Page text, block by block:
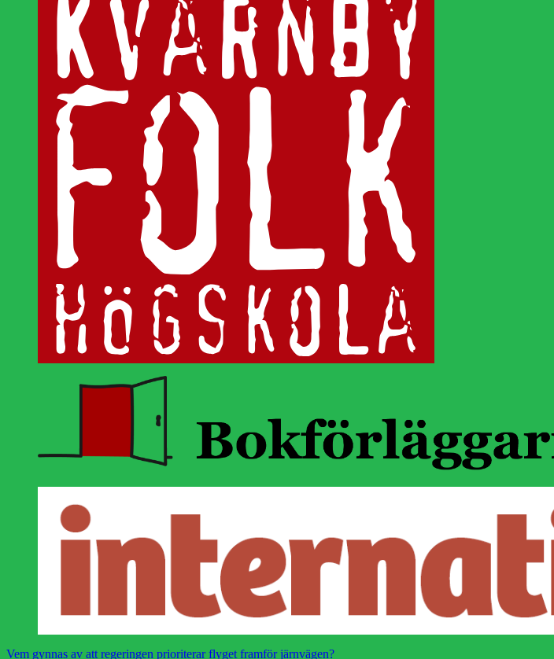
Vem gynnas av att regeringen prioriterar flyget framför järnvägen?